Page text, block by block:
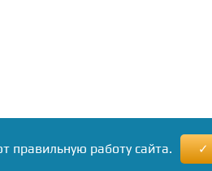
правильную работу сайта.